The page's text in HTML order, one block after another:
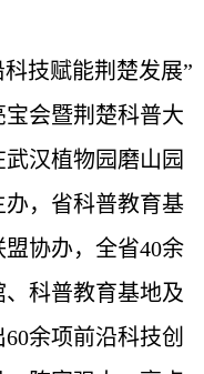
技赋能荆楚发展”
宝会暨荆楚科普大
汉植物园磨山园
，省科普教育基
协办，全省40余
科普教育基地及
余项前沿科技创